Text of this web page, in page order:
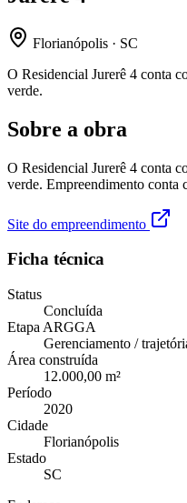
Florianópolis · SC
O Residencial Jurerê 4 conta
verde.
Sobre a obra
O Residencial Jurerê 4 conta
verde. Empreendimento conta
Site do empreendimento
Ficha técnica
Status
Concluída
Etapa ARGGA
Gerenciamento /
Área construída
12.000,00 m²
Período
2020
Cidade
Florianópolis
Estado
SC